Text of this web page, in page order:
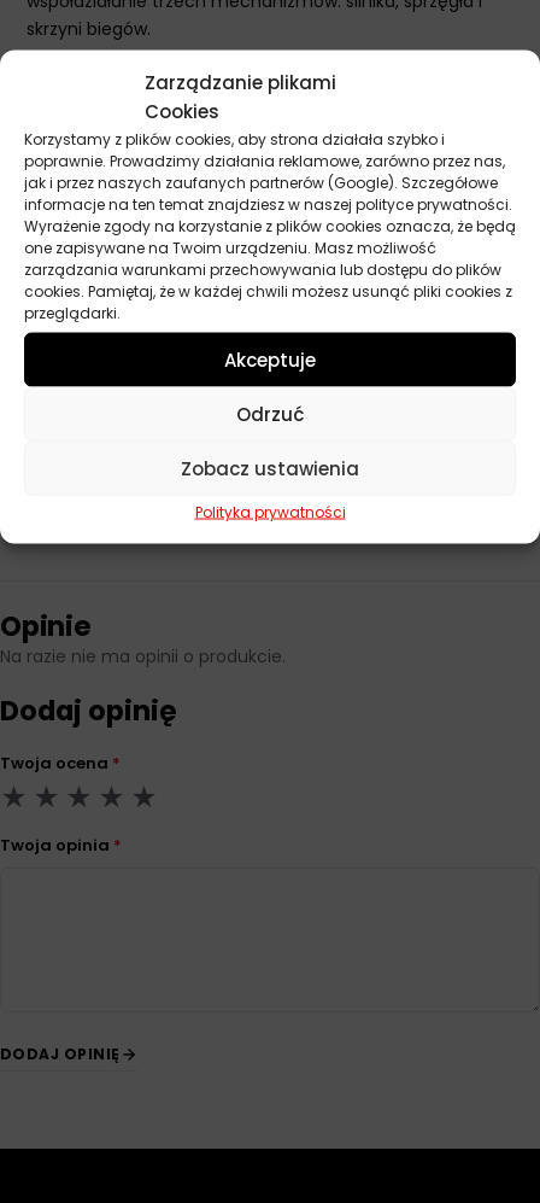
Zarządzanie plikami
Cookies
Korzystamy z plików cookies, aby strona działała szybko i
poprawnie. Prowadzimy działania reklamowe, zarówno przez nas,
jak i przez naszych zaufanych partnerów (Google). Szczegółowe
informacje na ten temat znajdziesz w naszej polityce prywatności.
Wyrażenie zgody na korzystanie z plików cookies oznacza, że będą
one zapisywane na Twoim urządzeniu. Masz możliwość
zarządzania warunkami przechowywania lub dostępu do plików
cookies. Pamiętaj, że w każdej chwili możesz usunąć pliki cookies z
przeglądarki.
Akceptuje
Odrzuć
Zobacz ustawienia
Polityka prywatności
skrzyni biegów.
trzem zespołom narażonym na zużycie dzięki Castrol
TRIZONE TECHNOLOGY
Jest odpowiedni do wszystkich nowoczesnych, wysilonych
silników motocyklowych o sportowych osiągach,
wymagających specyfikacjiAPI SLlub JASO MA-2.
Parametry techniczne
Castrol
10W-50
4 l
4-suwowe
Opinie
Na razie nie ma opinii o produkcie.
Dodaj opinię
Twoja ocena *
Twoja opinia *
DODAJ OPINIĘ